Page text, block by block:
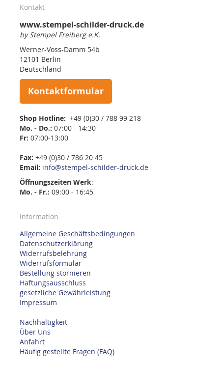
Kontakt
www.stempel-schilder-druck.de
by Stempel Freiberg e.K.
Werner-Voss-Damm 54b
12101 Berlin
Deutschland
Kontaktformular
Shop Hotline: +49 (0)30 / 788 99 218
Mo. - Do.: 07:00 - 14:30
Fr: 07:00-13:00
Fax: +49 (0)30 / 786 20 45
Email: info@stempel-schilder-druck.de
Öffnungszeiten Werk:
Mo. - Fr.: 09:00 - 16:45
Information
Allgemeine Geschäftsbedingungen
Datenschutzerklärung
Widerrufsbelehrung
Widerrufsformular
Bestellung stornieren
Haftungsausschluss
gesetzliche Gewährleistung
Impressum
Nachhaltigkeit
Über Uns
Anfahrt
Häufig gestellte Fragen (FAQ)